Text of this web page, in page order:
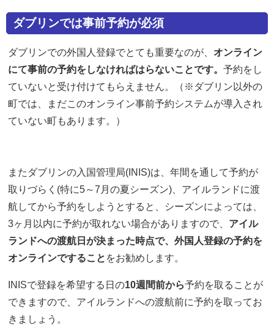
ダブリンでは事前予約が必須
ダブリンでの外国人登録でとても重要なのが、 オンライン
にて事前の予約をしなければはらないことです。 予約をし
ていないと受け付けてもらえません。（※ダブリン以外の
町では、まだこのオンライン事前予約システムが導入され
ていない町もあります。）
またダブリンの入国管理局(INIS)は、年間を通して予約が
取りづらく(特に5～7月の夏シーズン)、アイルランドに渡
航してから予約をしようとすると、シーズンによっては、
3ヶ月以内に予約が取れない場合がありますので、 アイル
ランドへの渡航日が決まった時点で、外国人登録の予約を
オンラインですること をお勧めします。
INISで登録を希望する日の10週間前から予約を取ることが
できますので、アイルランドへの渡航前に予約を取ってお
きましょう。